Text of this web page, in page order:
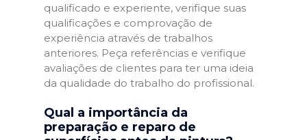
qualificado e experiente, verifique suas
qualificações e comprovação de
experiência através de trabalhos
anteriores. Peça referências e verifique
avaliações de clientes para ter uma ideia
da qualidade do trabalho do profissional.
Qual a importância da
preparação e reparo de